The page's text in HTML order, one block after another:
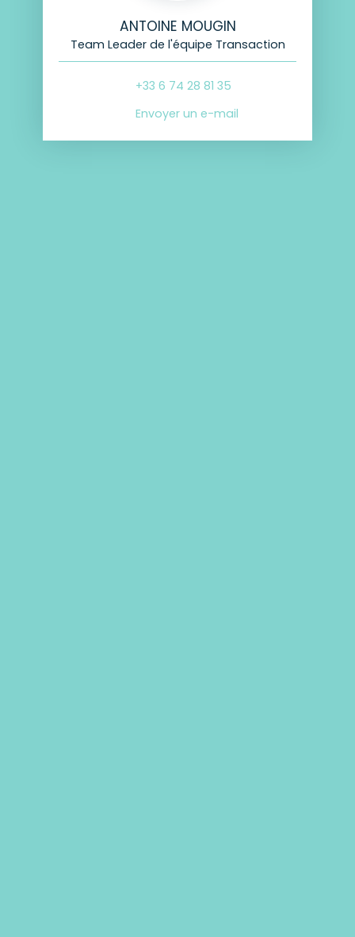
ANTOINE MOUGIN
Team Leader de l'équipe Transaction
+33 6 74 28 81 35
Envoyer un e-mail